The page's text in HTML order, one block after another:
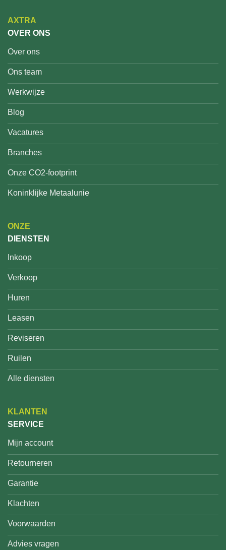
AXTRA
OVER ONS
Over ons
Ons team
Werkwijze
Blog
Vacatures
Branches
Onze CO2-footprint
Koninklijke Metaalunie
ONZE
DIENSTEN
Inkoop
Verkoop
Huren
Leasen
Reviseren
Ruilen
Alle diensten
KLANTEN
SERVICE
Mijn account
Retourneren
Garantie
Klachten
Voorwaarden
Advies vragen